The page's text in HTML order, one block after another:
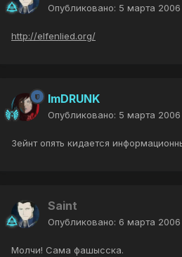
Опубликовано: 5 марта 2006
http://elfenlied.org/
ImDRUNK
Опубликовано: 5 марта 2006
Зейнт опять кидается
Saint
Опубликовано: 6 марта 2006
Молчи! Сама фашысска.